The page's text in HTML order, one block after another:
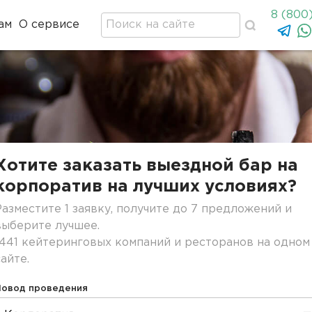
О сервисе
8
заказать выездной бар на
на лучших условиях?
1 заявку, получите до 7 предложений и
лучшее.
кейтеринговых компаний и ресторанов на одном
проведения